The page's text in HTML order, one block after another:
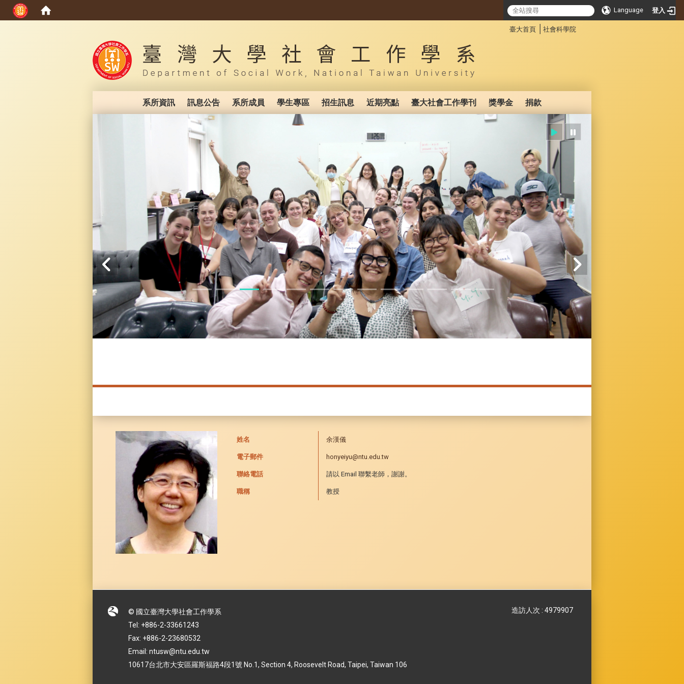
Language 登入
臺大首頁 社會科學院
系所資訊 訊息公告 系所成員 學生專區 招生訊息 近期亮點 臺大社會工作學刊 獎學金 捐款
姓名 余漢儀
電子郵件 honyeiyu@ntu.edu.tw
聯絡電話 請以 Email 聯繫老師，謝謝。
職稱 教授
© 國立臺灣大學社會工作學系
Tel: +886-2-33661243
Fax: +886-2-23680532
Email: ntusw@ntu.edu.tw
10617台北市大安區羅斯福路4段1號 No.1, Section 4, Roosevelt Road, Taipei, Taiwan 106
造訪人次 : 4979907